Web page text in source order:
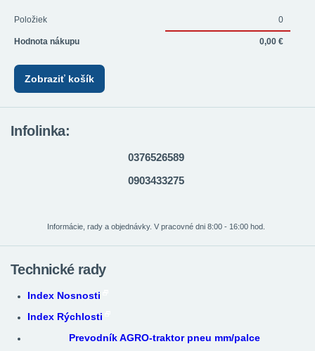
Položiek 0
Hodnota nákupu 0,00 €
Zobraziť košík
Infolinka:
0376526589
0903433275
Informácie, rady a objednávky. V pracovné dni 8:00 - 16:00 hod.
Technické rady
Index Nosnosti
Index Rýchlosti
Prevodník AGRO-traktor pneu mm/palce